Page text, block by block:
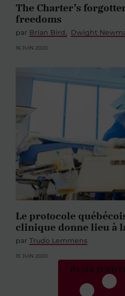
The Charter’s
freedoms
par Brian Bird Dwight
16 JUIN 2020
Le protocole
clinique donne lieu à
par Trudo Lemmens
15 JUIN 2020
PLUS